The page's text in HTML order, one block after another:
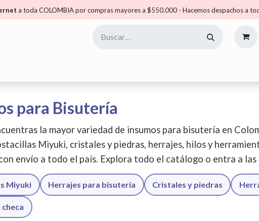
a toda COLOMBIA por compras mayores a $550.000 - Hacemos despachos a
para Bisutería
la mayor variedad de insumos para bisutería en
Miyuki, cristales y piedras, herrajes, hilos y
envío a todo el país. Explora todo el catálogo o entra a las
Miyuki Herrajes para bisutería Cristales y piedras